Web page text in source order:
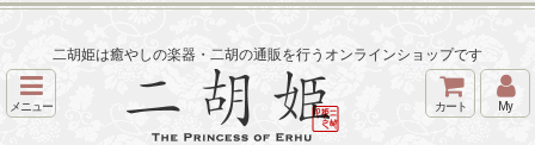
二胡姫は癒やしの楽器・二胡の通販を行うオンラインショップです
メニュー カート My